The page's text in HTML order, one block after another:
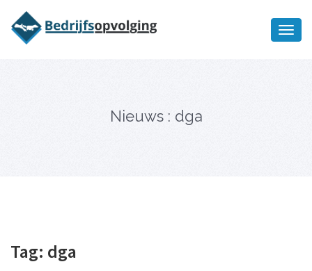
Nieuws : dga
Tag: dga
bedrijfsopvolging voor fiscaal
juridisch advies
Ik wil meer informatie